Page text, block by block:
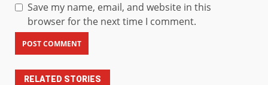
Save my name, email, and website in this
browser for the next time I comment.
RELATED STORIES